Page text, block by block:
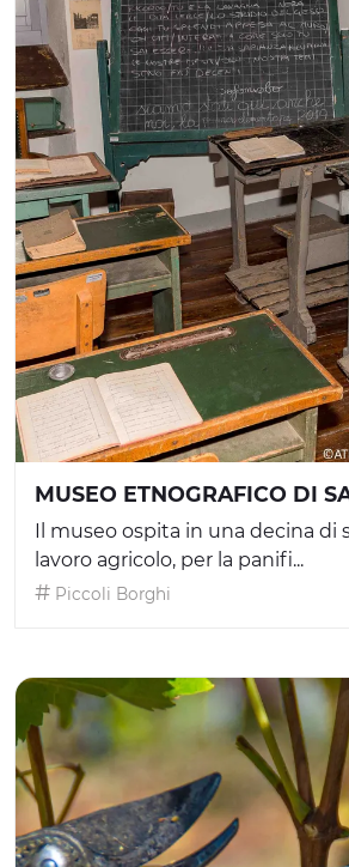
MUSEO ETNOGRAFICO DI
Il museo ospita in una decina di
lavoro agricolo, per la panifi...
Piccoli Borghi